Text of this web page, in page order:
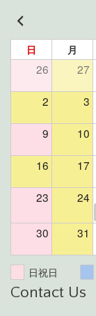
日 月
26 27
2 3
9 10
16 17
23 24
30 31
日祝日
Contact Us